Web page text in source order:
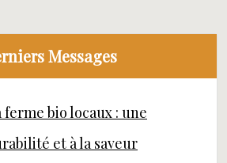
Messages
bio locaux : une
et à la saveur